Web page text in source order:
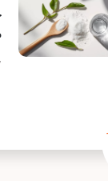
17 تیر 1405